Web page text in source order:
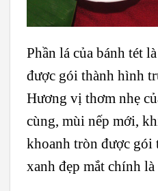
Phần lá của bánh tét
được gói thành hình
Hương vị thơm nhẹ
cùng, mùi nếp mới,
khoanh tròn được gói
xanh đẹp mắt chính